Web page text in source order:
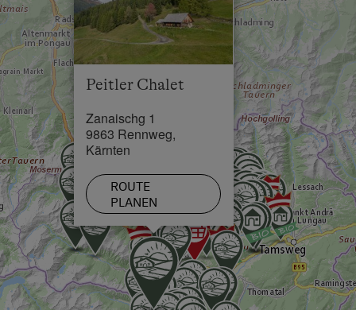
Schwimmbad in 6 km
See / Teich in 30 km
Skilift in 15 km
Loipe in 5 km
Peitler Chalet
Zanaischg 1
9863 Rennweg,
Kärnten
ROUTE
PLANEN